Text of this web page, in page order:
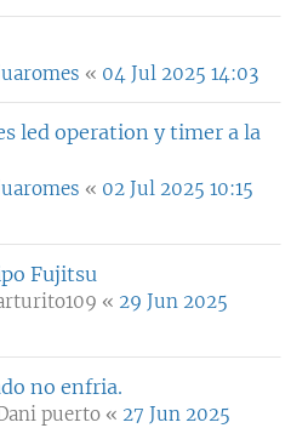
« 04 Jul 2025 14:03
led operation y timer a la
« 02 Jul 2025 10:15
Fujitsu
« 29 Jun 2025
no enfria.
puerto « 27 Jun 2025